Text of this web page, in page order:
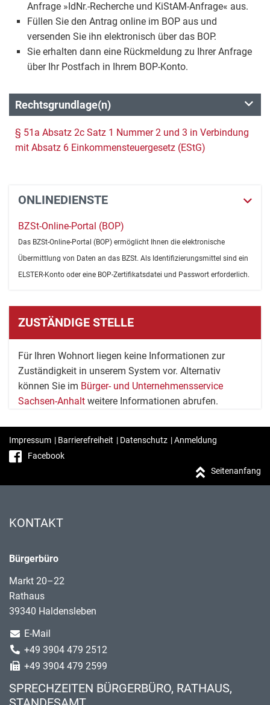
Anfrage »IdNr.-Recherche und KiStAM-Anfrage« aus.
Füllen Sie den Antrag online im BOP aus und
versenden Sie ihn elektronisch über das BOP.
Sie erhalten dann eine Rückmeldung zu Ihrer Anfrage
über Ihr Postfach in Ihrem BOP-Konto.
Rechtsgrundlage(n)
§ 51a Absatz 2c Satz 1 Nummer 2 und 3 in Verbindung
mit Absatz 6 Einkommensteuergesetz (EStG)
ONLINEDIENSTE
BZSt-Online-Portal (BOP)
Das BZSt-Online-Portal (BOP) ermöglicht Ihnen die elektronische
Übermittlung von Daten an das BZSt. Als Identifizierungsmittel sind ein
ELSTER-Konto oder eine BOP-Zertifikatsdatei und Passwort erforderlich.
ZUSTÄNDIGE STELLE
Für Ihren Wohnort liegen keine Informationen zur
Zuständigkeit in unserem System vor. Alternativ
können Sie im Bürger- und Unternehmensservice
Sachsen-Anhalt weitere Informationen abrufen.
Impressum | Barrierefreiheit | Datenschutz |Anmeldung
Facebook
Seitenanfang
KONTAKT
Bürgerbüro
Markt 20–22
Rathaus
39340 Haldensleben
E-Mail
+49 3904 479 2512
+49 3904 479 2599
SPRECHZEITEN BÜRGERBÜRO, RATHAUS,